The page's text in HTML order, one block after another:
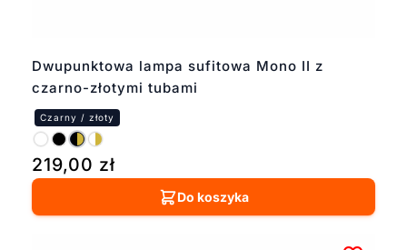
Dwupunktowa lampa sufitowa Mono II z
czarno-złotymi tubami
219,00 zł
Do koszyka